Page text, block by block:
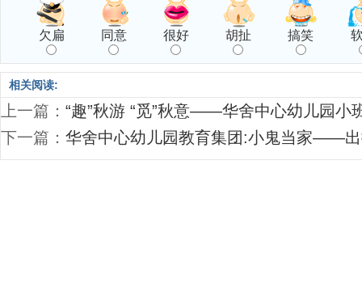
欠扁 同意 很好 胡扯 搞笑
相关阅读:
上一篇： “趣”秋游 “觅”秋意——华舍中心幼儿园小
下一篇： 华舍中心幼儿园教育集团:小鬼当家——